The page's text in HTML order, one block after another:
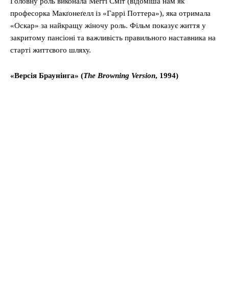
професорка Макґонеґелл із «Гаррі Поттера»), яка отримала
«Оскар» за найкращу жіночу роль. Фільм показує життя у
закритому пансіоні та важливість правильного наставника на
старті життєвого шляху.
«Версія Браунінга» (The Browning Version, 1994)